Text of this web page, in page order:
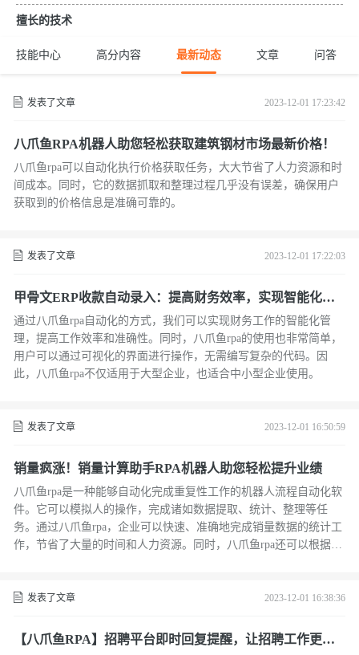
擅长的技术
技能中心 高分内容 最新动态 文章 问答
发表了文章 2023-12-01 17:23:42
八爪鱼RPA机器人助您轻松获取建筑钢材市场最新价格！
八爪鱼rpa可以自动化执行价格获取任务，大大节省了人力资源和时
间成本。同时，它的数据抓取和整理过程几乎没有误差，确保用户
获取到的价格信息是准确可靠的。
发表了文章 2023-12-01 17:22:03
甲骨文ERP收款自动录入：提高财务效率，实现智能化管
理
通过八爪鱼rpa自动化的方式，我们可以实现财务工作的智能化管
理，提高工作效率和准确性。同时，八爪鱼rpa的使用也非常简单，
用户可以通过可视化的界面进行操作，无需编写复杂的代码。因
此，八爪鱼rpa不仅适用于大型企业，也适合中小型企业使用。
发表了文章 2023-12-01 16:50:59
销量疯涨！销量计算助手RPA机器人助您轻松提升业绩
八爪鱼rpa是一种能够自动化完成重复性工作的机器人流程自动化软
件。它可以模拟人的操作，完成诸如数据提取、统计、整理等任
务。通过八爪鱼rpa，企业可以快速、准确地完成销量数据的统计工
作，节省了大量的时间和人力资源。同时，八爪鱼rpa还可以根据市
发表了文章 2023-12-01 16:38:36
【八爪鱼RPA】招聘平台即时回复提醒，让招聘工作更高